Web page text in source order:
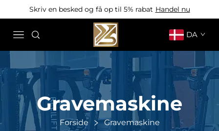
Skriv en besked og få op til 5% rabat Handel nu
DA
Gravemaskine
Forside Gravemaskine